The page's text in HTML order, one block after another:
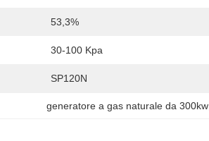
53,3%
30-100 Kpa
SP120N
generatore a gas naturale da 300kw